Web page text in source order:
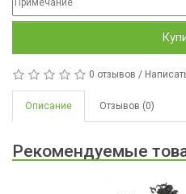
0 отзывов /
Описание Отзывов (0)
Рекомендуемые